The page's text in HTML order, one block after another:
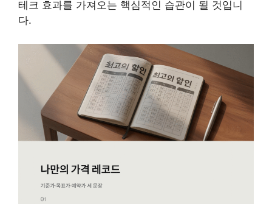
테크 효과를 가져오는 핵심적인 습관이 될 것입니
다.